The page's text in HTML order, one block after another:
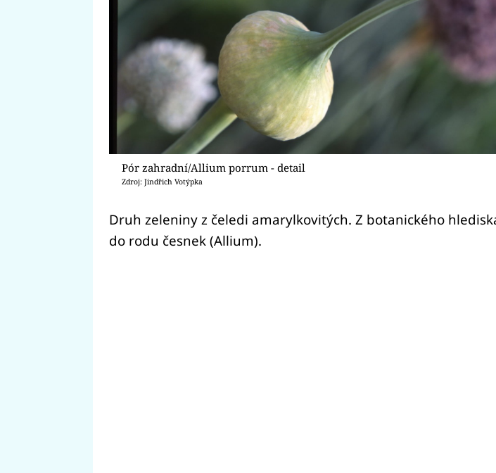
Pór zahradní/Allium porrum - detail
Zdroj: Jindřich Votýpka
Druh zeleniny z čeledi amarylkovitých. Z botanického
do rodu česnek (Allium).